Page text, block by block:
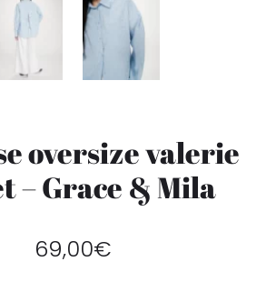
oversize valerie
– Grace & Mila
69,00€